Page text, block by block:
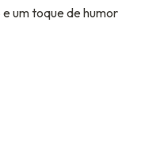
um toque de humor